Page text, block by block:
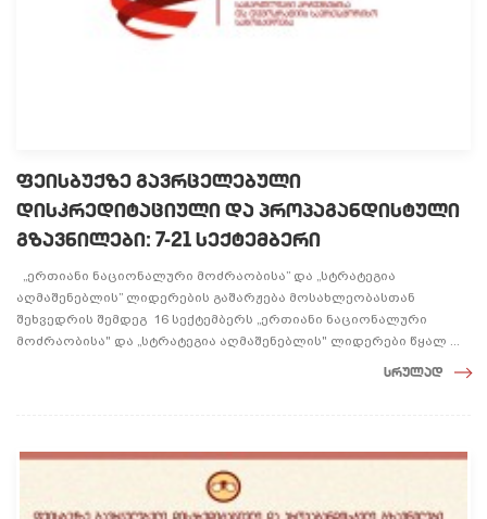
ფეისბუქზე გავრცელებული
დისკრედიტაციული და პროპაგანდისტული
გზავნილები: 7-21 სექტემბერი
„ერთიანი ნაციონალური მოძრაობისა” და „სტრატეგია
აღმაშენებლის” ლიდერების გაშარჟება მოსახლეობასთან
შეხვედრის შემდეგ 16 სექტემბერს „ერთიანი ნაციონალური
მოძრაობისა" და „სტრატეგია აღმაშენებლის" ლიდერები წყალ ...
სრულად